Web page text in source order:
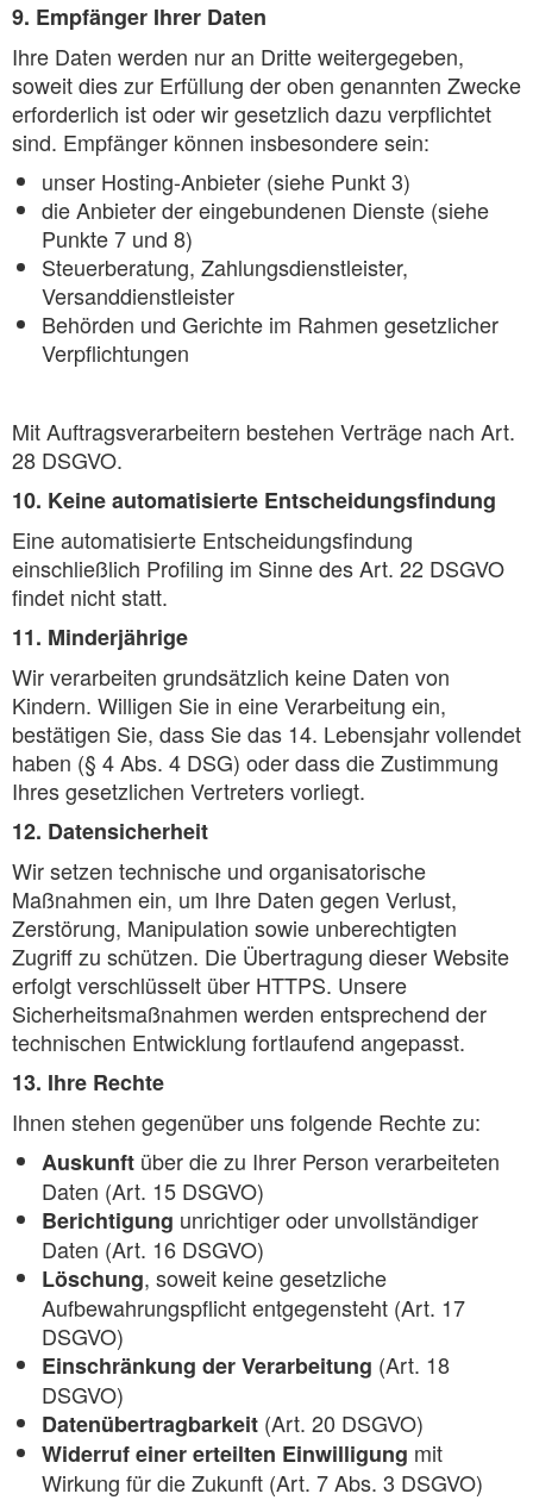
9. Empfänger Ihrer Daten
Ihre Daten werden nur an Dritte weitergegeben,
soweit dies zur Erfüllung der oben genannten Zwecke
erforderlich ist oder wir gesetzlich dazu verpflichtet
sind. Empfänger können insbesondere sein:
unser Hosting-Anbieter (siehe Punkt 3)
die Anbieter der eingebundenen Dienste (siehe
Punkte 7 und 8)
Steuerberatung, Zahlungsdienstleister,
Versanddienstleister
Behörden und Gerichte im Rahmen gesetzlicher
Verpflichtungen
Mit Auftragsverarbeitern bestehen Verträge nach Art.
28 DSGVO.
10. Keine automatisierte Entscheidungsfindung
Eine automatisierte Entscheidungsfindung
einschließlich Profiling im Sinne des Art. 22 DSGVO
findet nicht statt.
11. Minderjährige
Wir verarbeiten grundsätzlich keine Daten von
Kindern. Willigen Sie in eine Verarbeitung ein,
bestätigen Sie, dass Sie das 14. Lebensjahr vollendet
haben (§ 4 Abs. 4 DSG) oder dass die Zustimmung
Ihres gesetzlichen Vertreters vorliegt.
12. Datensicherheit
Wir setzen technische und organisatorische
Maßnahmen ein, um Ihre Daten gegen Verlust,
Zerstörung, Manipulation sowie unberechtigten
Zugriff zu schützen. Die Übertragung dieser Website
erfolgt verschlüsselt über HTTPS. Unsere
Sicherheitsmaßnahmen werden entsprechend der
technischen Entwicklung fortlaufend angepasst.
13. Ihre Rechte
Ihnen stehen gegenüber uns folgende Rechte zu:
Auskunft über die zu Ihrer Person verarbeiteten
Daten (Art. 15 DSGVO)
Berichtigung unrichtiger oder unvollständiger
Daten (Art. 16 DSGVO)
Löschung, soweit keine gesetzliche
Aufbewahrungspflicht entgegensteht (Art. 17
DSGVO)
Einschränkung der Verarbeitung (Art. 18
DSGVO)
Datenübertragbarkeit (Art. 20 DSGVO)
Widerruf einer erteilten Einwilligung mit
Wirkung für die Zukunft (Art. 7 Abs. 3 DSGVO)